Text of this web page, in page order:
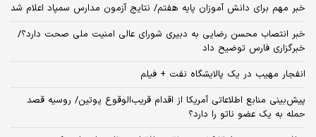
خبر مهم برای دانش آموزان پایه هفتم/ نتایج آزمون مدارس سمپاد اعلام شد
خبر انتصاب محسن رضایی به دبیری شورای عالی امنیت ملی صحت دارد؟/
خبرگزاری فارس توضیح داد
انفجار مهیب در یک پالایشگاه نفت + فیلم
پیش‌بینی منابع اطلاعاتی آمریکا از اقدام قریب‌الوقوع پوتین/ روسیه قصد
حمله به یک عضو ناتو را دارد؟